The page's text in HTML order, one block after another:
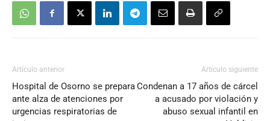
Artículo anterior
Hospital de Osorno se prepara
ante alza de atenciones por
urgencias respiratorias de
Artículo siguiente
Condenan a 17 años de cárcel
a acusado por violación y
abuso sexual infantil en